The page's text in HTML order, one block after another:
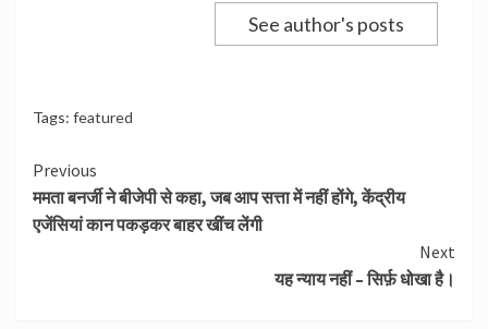
See author's posts
Tags: featured
Continue
Reading
Previous
ममता बनर्जी ने बीजेपी से कहा, जब आप सत्ता में नहीं होंगे, केंद्रीय
एजेंसियां कान पकड़कर बाहर खींच लेंगी
Next
यह न्याय नहीं – सिर्फ़ धोखा है।